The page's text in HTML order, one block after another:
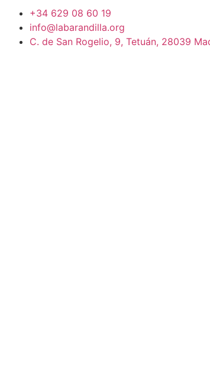
+34 629 08 60 19
info@labarandilla.org
C. de San Rogelio, 9, Tetuán, 28039